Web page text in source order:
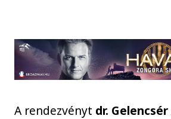
A rendezvényt dr.